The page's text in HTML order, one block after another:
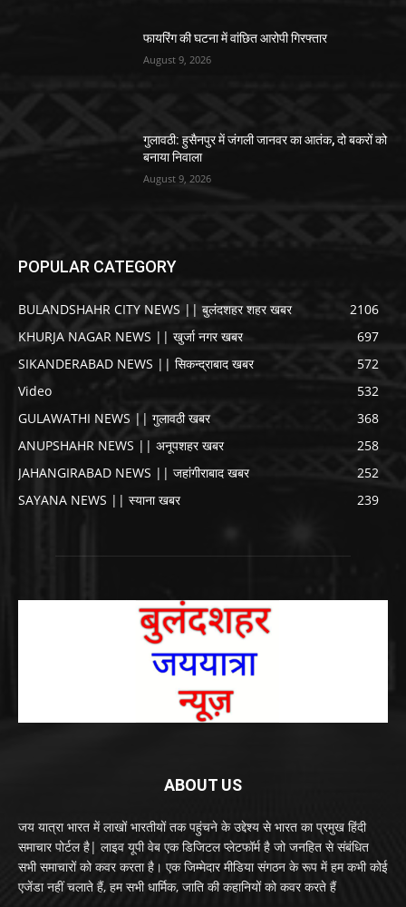
फायरिंग की घटना में वांछित आरोपी गिरफ्तार
August 9, 2026
गुलावठी: हुसैनपुर में जंगली जानवर का आतंक, दो बकरों को
बनाया निवाला
August 9, 2026
POPULAR CATEGORY
BULANDSHAHR CITY NEWS || बुलंदशहर शहर खबर
2106
KHURJA NAGAR NEWS || खुर्जा नगर खबर
697
SIKANDERABAD NEWS || सिकन्द्राबाद खबर
572
Video
532
GULAWATHI NEWS || गुलावठी खबर
368
ANUPSHAHR NEWS || अनूपशहर खबर
258
JAHANGIRABAD NEWS || जहांगीराबाद खबर
252
SAYANA NEWS || स्याना खबर
239
ABOUT US
जय यात्रा भारत में लाखों भारतीयों तक पहुंचने के उद्देश्य से भारत का प्रमुख हिंदी
समाचार पोर्टल है| लाइव यूपी वेब एक डिजिटल प्लेटफॉर्म है जो जनहित से संबंधित
सभी समाचारों को कवर करता है। एक जिम्मेदार मीडिया संगठन के रूप में हम कभी कोई
एजेंडा नहीं चलाते हैं, हम सभी धार्मिक, जाति की कहानियों को कवर करते हैं